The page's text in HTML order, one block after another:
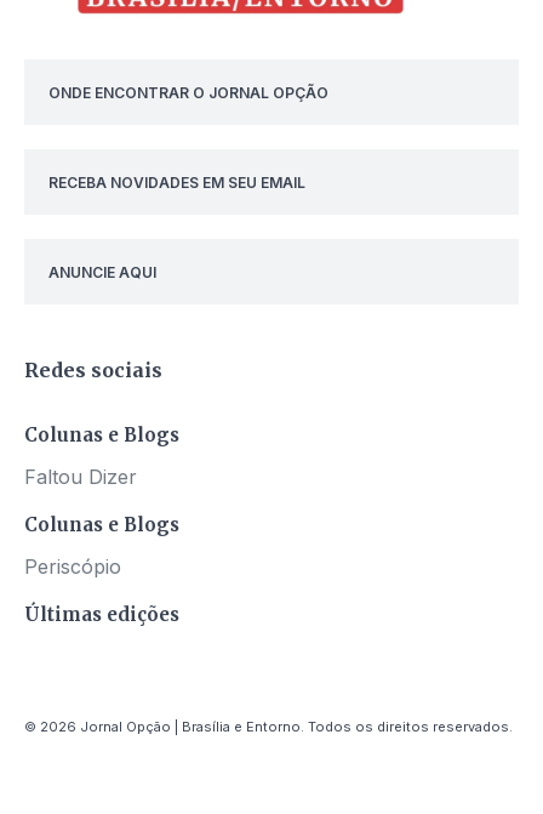
ONDE ENCONTRAR O JORNAL OPÇÃO
RECEBA NOVIDADES EM SEU EMAIL
ANUNCIE AQUI
Redes sociais
Colunas e Blogs
Faltou Dizer
Colunas e Blogs
Periscópio
Últimas edições
© 2026 Jornal Opção | Brasília e Entorno. Todos os direitos reservados.